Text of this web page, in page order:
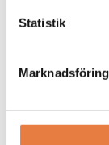
Statistik
Bok Praktisk